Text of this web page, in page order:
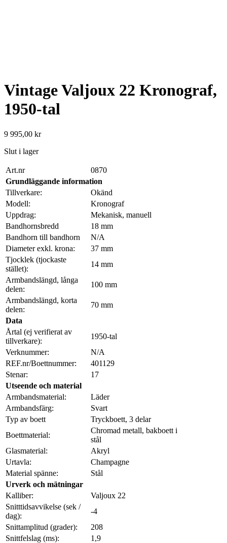
Vintage Valjoux 22 Kronograf,
1950-tal
9 995,00 kr
Slut i lager
Art.nr
0870
Grundläggande information
Tillverkare:
Okänd
Modell:
Kronograf
Uppdrag:
Mekanisk, manuell
Bandhornsbredd
18 mm
Bandhorn till bandhorn
N/A
Diameter exkl. krona:
37 mm
Tjocklek (tjockaste
stället):
14 mm
Armbandslängd, långa
delen:
100 mm
Armbandslängd, korta
delen:
70 mm
Data
Årtal (ej verifierat av
tillverkare):
1950-tal
Verknummer:
N/A
REF.nr/Boettnummer:
401129
Stenar:
17
Utseende och material
Armbandsmaterial:
Läder
Armbandsfärg:
Svart
Typ av boett
Tryckboett, 3 delar
Boettmaterial:
Chromad metall, bakboett i
stål
Glasmaterial:
Akryl
Urtavla:
Champagne
Material spänne:
Stål
Urverk och mätningar
Kalliber:
Valjoux 22
Snitttidsavvikelse (sek /
dag):
-4
Snittamplitud (grader):
208
Snittfelslag (ms):
1,9